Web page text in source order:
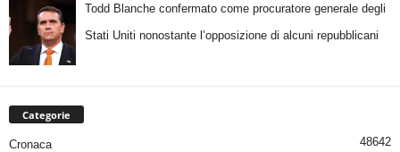
Todd Blanche confermato come procuratore generale degli
Stati Uniti nonostante l’opposizione di alcuni repubblicani
Categorie
Cronaca 48642